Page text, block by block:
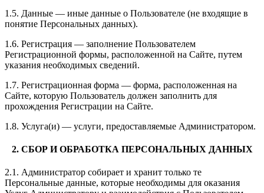
1.5. Данные — иные данные о Пользователе (не входящие в
понятие Персональных данных).
1.6. Регистрация — заполнение Пользователем
Регистрационной формы, расположенной на Сайте, путем
указания необходимых сведений.
1.7. Регистрационная форма — форма, расположенная на
Сайте, которую Пользователь должен заполнить для
прохождения Регистрации на Сайте.
1.8. Услуга(и) — услуги, предоставляемые Администратором.
2. СБОР И ОБРАБОТКА ПЕРСОНАЛЬНЫХ ДАННЫХ
2.1. Администратор собирает и хранит только те
Персональные данные, которые необходимы для оказания